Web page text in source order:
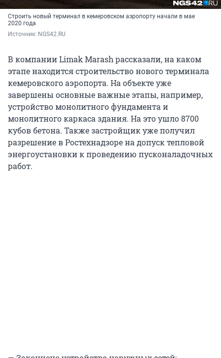
Строить новый терминал в кемеровском аэропорту начали в мае
2020 года
Источник: NGS42.RU
В компании Limak Marash рассказали, на каком
этапе находится строительство нового терминала
кемеровского аэропорта. На объекте уже
завершены основные важные этапы, например,
устройство монолитного фундамента и
монолитного каркаса здания. На это ушло 8700
кубов бетона. Также застройщик уже получил
разрешение в Ростехнадзоре на допуск тепловой
энергоустановки к проведению пусконаладочных
работ.